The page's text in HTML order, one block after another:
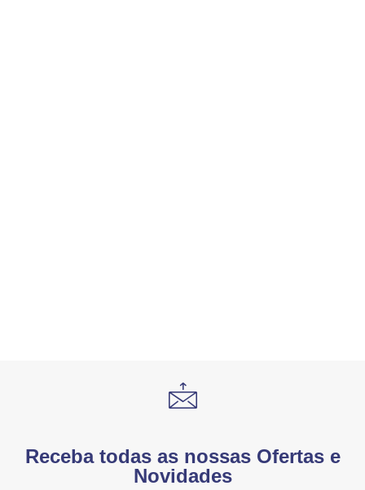
Receba todas as nossas Ofertas e
Novidades